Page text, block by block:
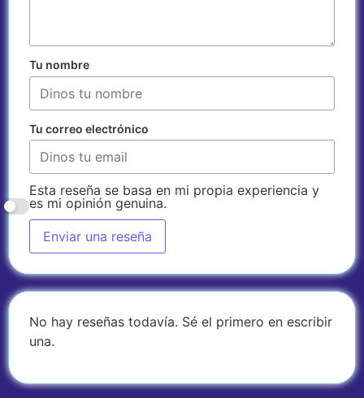
Tu nombre
Tu correo electrónico
Esta reseña se basa en mi propia experiencia y
es mi opinión genuina.
Enviar una reseña
No hay reseñas todavía. Sé el primero en escribir
una.